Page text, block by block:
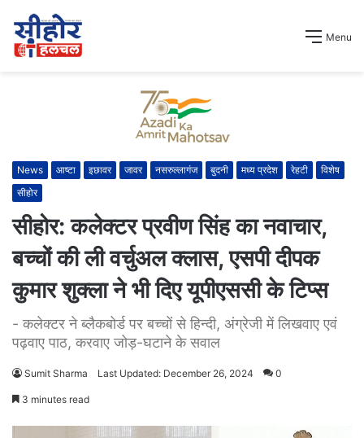
Menu
News आष्टा इछावर जावर नसरुल्लागंज बुदनी मध्य प्रदेश रेहटी
विशेष
सीहोर
सीहोर: कलेक्टर प्रवीण सिंह का नवाचार,
बच्चों की ली वर्चुअल क्लास, एसपी दीपक
कुमार शुक्ला ने भी दिए यूपीएससी के टिप्स
- कलेक्टर ने ब्लैकबोर्ड पर बच्चों से हिन्दी, अंग्रेजी में लिखवाए एवं
पढ़वाए पाठ, करवाए जोड़-घटाने के सवाल
Sumit Sharma Last Updated: December 26, 2024 0
3 minutes read